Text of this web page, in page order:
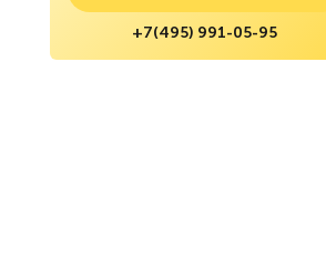
+7(495) 991-05-95